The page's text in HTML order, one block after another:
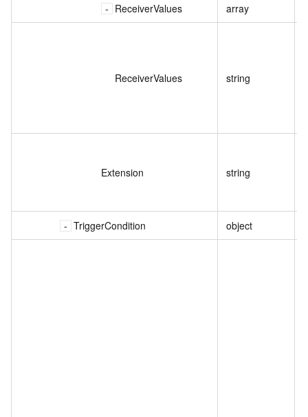
ReceiverValues array
ReceiverValues string
Extension string
TriggerCondition object